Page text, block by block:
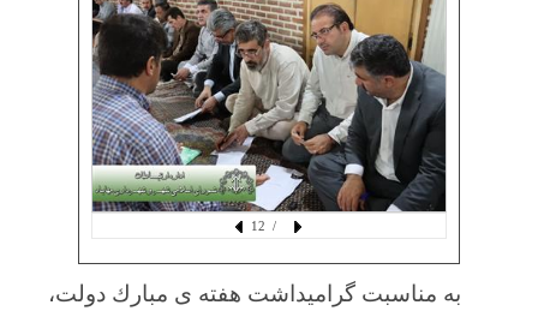
/ 12
به مناسبت گرامیداشت هفتە ی مبارك دولت،